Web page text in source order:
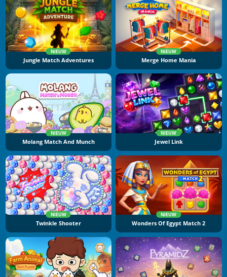
NIEUW
Jungle Match Adventures
NIEUW
Merge Home Mania
NIEUW
Molang Match And Munch
NIEUW
Jewel Link
NIEUW
Twinkle Shooter
NIEUW
Wonders Of Egypt Match 2